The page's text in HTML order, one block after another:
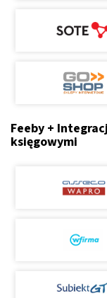
Feeby +
księgowymi